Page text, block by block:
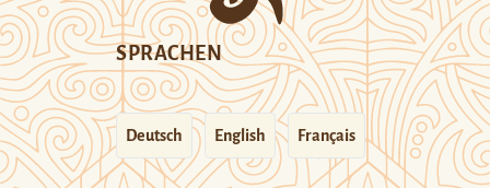
SPRACHEN
Deutsch English Français